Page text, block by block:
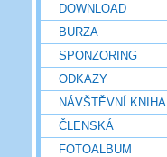
DOWNLOAD
BURZA
SPONZORING
ODKAZY
NÁVŠTĚVNÍ KNIHA
ČLENSKÁ
FOTOALBUM